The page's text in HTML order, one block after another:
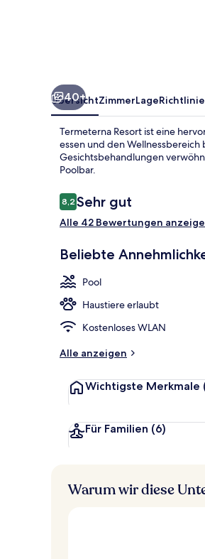
40+
ÜbersichtZimmerLage
Termeterna Resort ist eine
essen und den
Gesichtsbehandlungen
Poolbar.
Bewertungen
8,28,2 von 10.
Sehr gut
Alle 42 Bewertungen
Beliebte
Pool
Haustiere erlaubt
Kostenloses WLAN
Alle anzeigen
Wichtigste Merkmale
Für Familien (6)
Warum wir diese